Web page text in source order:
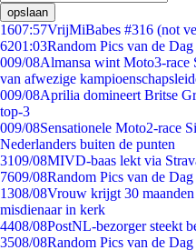
opslaan
1607:57VrijMiBabes #316 (not
6201:03Random Pics van de Dag
009/08Almansa wint Moto3-race
van afwezige
009/08Aprilia domineert Britse
top-3
009/08Sensationele Moto2-race
Nederlanders buiten de punten
3109/08MIVD-baas lekt via
7609/08Random Pics van de
1308/08Vrouw krijgt 30
misdienaar in kerk
4408/08PostNL-bezorger steekt
3508/08Random Pics van de